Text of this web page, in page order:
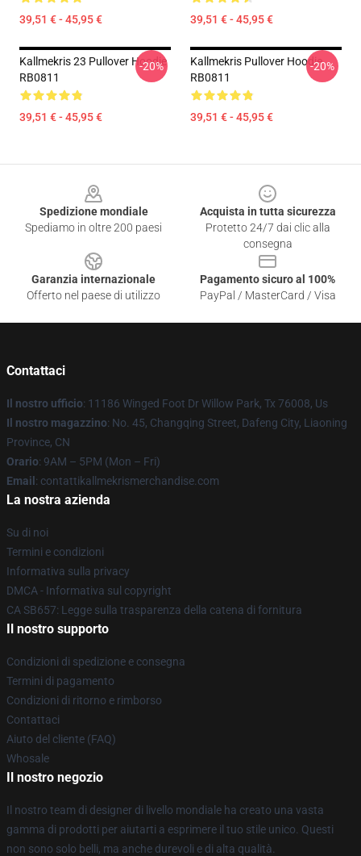
39,51 € - 45,95 € 39,51 € - 45,95 €
Kallmekris 23 Pullover Hoodie
RB0811
39,51 € - 45,95 €
-20%
Kallmekris Pullover Hoodie
RB0811
39,51 € - 45,95 €
-20%
Spedizione mondiale
Spediamo in oltre 200 paesi
Acquista in tutta sicurezza
Protetto 24/7 dai clic alla
consegna
Garanzia internazionale
Offerto nel paese di utilizzo
Pagamento sicuro al 100%
PayPal / MasterCard / Visa
Contattaci
Il nostro ufficio: 11186 Winged Foot Dr Willow Park, Tx 76008, Us
Il nostro magazzino: No. 45, Changqing Street, Dafeng City, Liaoning
Province, CN
Orario: 9AM – 5PM (Mon – Fri)
Email : contattikallmekrismerchandise.com
La nostra azienda
Su di noi
Termini e condizioni
Informativa sulla privacy
DMCA - Informativa sul copyright
CA SB657: Legge sulla trasparenza della catena di fornitura
Il nostro supporto
Condizioni di spedizione e consegna
Termini di pagamento
Condizioni di ritorno e rimborso
Contattaci
Aiuto del cliente (FAQ)
Whosale
Il nostro negozio
Il nostro team di designer di livello mondiale ha creato una vasta
gamma di prodotti per aiutarti a esprimere il tuo stile unico. Questi
non sono solo belli, ma anche durevoli e di alta qualità.